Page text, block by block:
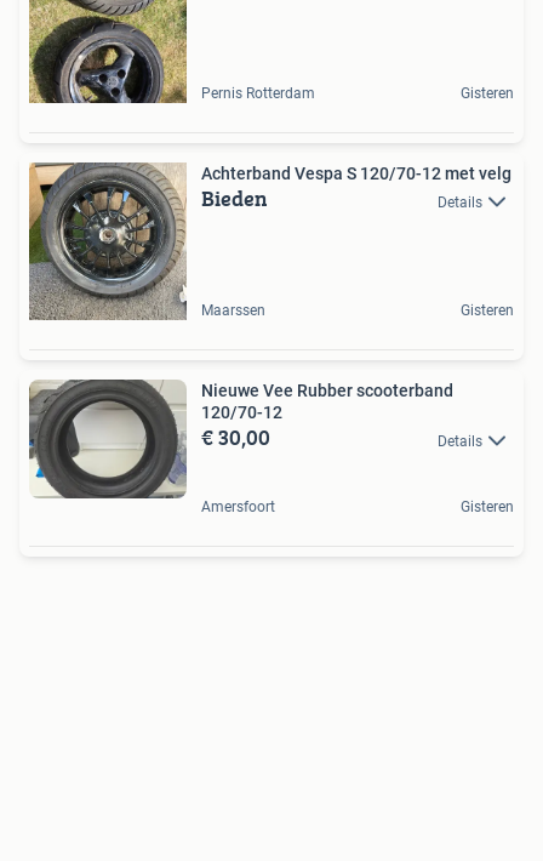
Pernis Rotterdam Gisteren
Achterband Vespa S 120/70-12 met velg
Bieden Details
Maarssen Gisteren
Nieuwe Vee Rubber scooterband
120/70-12
€ 30,00 Details
Amersfoort Gisteren